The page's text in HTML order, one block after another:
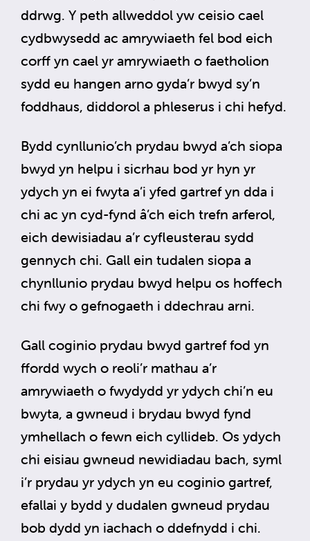
ddrwg. Y peth allweddol yw ceisio cael
cydbwysedd ac amrywiaeth fel bod eich
corff yn cael yr amrywiaeth o faetholion
sydd eu hangen arno gyda’r bwyd sy’n
foddhaus, diddorol a phleserus i chi hefyd.
Bydd cynllunio’ch prydau bwyd a’ch siopa
bwyd yn helpu i sicrhau bod yr hyn yr
ydych yn ei fwyta a’i yfed gartref yn dda i
chi ac yn cyd-fynd â’ch eich trefn arferol,
eich dewisiadau a’r cyfleusterau sydd
gennych chi. Gall ein tudalen siopa a
chynllunio prydau bwyd helpu os hoffech
chi fwy o gefnogaeth i ddechrau arni.
Gall coginio prydau bwyd gartref fod yn
ffordd wych o reoli’r mathau a’r
amrywiaeth o fwydydd yr ydych chi’n eu
bwyta, a gwneud i brydau bwyd fynd
ymhellach o fewn eich cyllideb. Os ydych
chi eisiau gwneud newidiadau bach, syml
i’r prydau yr ydych yn eu coginio gartref,
efallai y bydd y dudalen gwneud prydau
bob dydd yn iachach o ddefnydd i chi.